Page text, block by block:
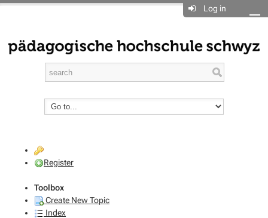
Log in
Register
Toolbox
Create New Topic
Index